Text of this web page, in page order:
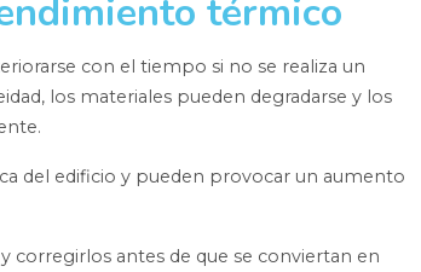
térmico
con el tiempo si no se realiza un
los materiales pueden degradarse y los
del edificio y pueden provocar un aumento
corregirlos antes de que se conviertan en